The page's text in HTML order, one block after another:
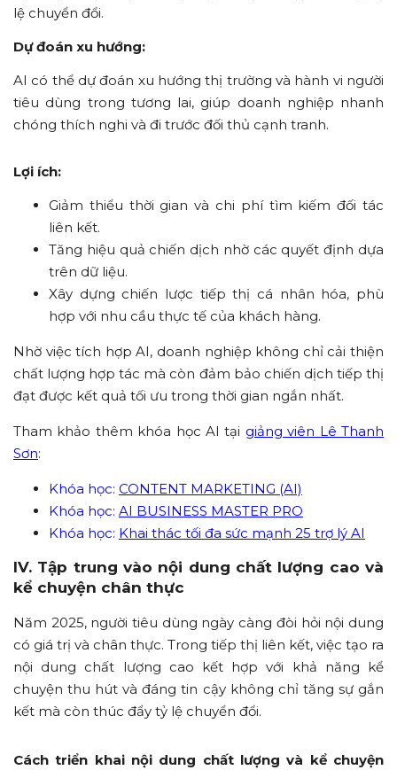
lệ chuyển đổi.
Dự đoán xu hướng:
AI có thể dự đoán xu hướng thị trường và hành vi người
tiêu dùng trong tương lai, giúp doanh nghiệp nhanh
chóng thích nghi và đi trước đối thủ cạnh tranh.
Lợi ích:
Giảm thiểu thời gian và chi phí tìm kiếm đối tác
liên kết.
Tăng hiệu quả chiến dịch nhờ các quyết định dựa
trên dữ liệu.
Xây dựng chiến lược tiếp thị cá nhân hóa, phù
hợp với nhu cầu thực tế của khách hàng.
Nhờ việc tích hợp AI, doanh nghiệp không chỉ cải thiện
chất lượng hợp tác mà còn đảm bảo chiến dịch tiếp thị
đạt được kết quả tối ưu trong thời gian ngắn nhất.
Tham khảo thêm khóa học AI tại giảng viên Lê Thanh
Sơn:
Khóa học: CONTENT MARKETING (AI)
Khóa học: AI BUSINESS MASTER PRO
Khóa học: Khai thác tối đa sức mạnh 25 trợ lý AI
IV. Tập trung vào nội dung chất lượng cao và
kể chuyện chân thực
Năm 2025, người tiêu dùng ngày càng đòi hỏi nội dung
có giá trị và chân thực. Trong tiếp thị liên kết, việc tạo ra
nội dung chất lượng cao kết hợp với khả năng kể
chuyện thu hút và đáng tin cậy không chỉ tăng sự gắn
kết mà còn thúc đẩy tỷ lệ chuyển đổi.
Cách triển khai nội dung chất lượng và kể chuyện